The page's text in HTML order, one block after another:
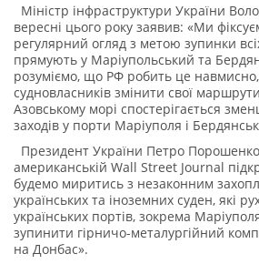
Міністр інфраструктури України
вересні цього року заявив: «Ми
регулярний огляд з метою зупинки
прямують у Маріупольський та
розуміємо, що РФ робить це
судновласників змінити свої
Азовському морі спостерігається
заходів у порти Маріуполя і
Президент України Петро Порошенко
американській Wall Street Journal
будемо миритись з незаконним
українських та іноземних суден, які
українських портів, зокрема
зупинити гірничо-металургійний
на Донбас».